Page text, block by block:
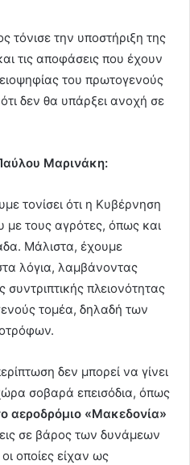
τόνισε την υποστήριξη της
τις αποφάσεις που έχουν
του πρωτογενούς
δεν θα υπάρξει ανοχή σε
Μαρινάκη:
τονίσει ότι η Κυβέρνηση
με τους αγρότες, όπως και
Μάλιστα, έχουμε
λόγια, λαμβάνοντας
πλειονότητας
τομέα, δηλαδή των
δεν μπορεί να γίνει
σοβαρά επεισόδια, όπως
αεροδρόμιο «Μακεδονία»
σε βάρος των δυνάμεων
οποίες είχαν ως